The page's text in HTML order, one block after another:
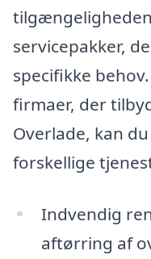
servicepakker,
specifikke
firmaer, der
Overlade, kan
forskellige
Indvendig
aftørring af